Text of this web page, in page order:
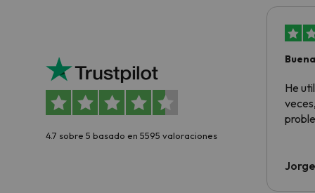
4.7 sobre 5 basado en 5595 valoraciones
He